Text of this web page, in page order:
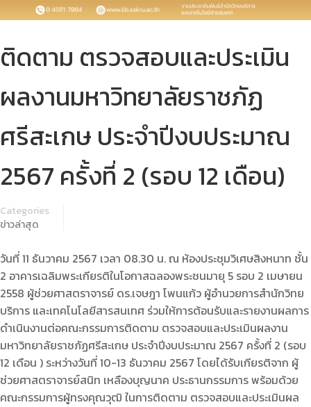
ติดตาม ตรวจสอบและประเมิน
ผลงานมหาวิทยาลัยราชภัฏ
ศรีสะเกษ ประจำปีงบประมาณ
2567 ครั้งที่ 2 (รอบ 12 เดือน)
Categories
ข่าวล่าสุด
วันที่ 11 ธันวาคม 2567 เวลา 08.30 น. ณ ห้องประชุมวิเศษสิงหนาท ชั้น
2 อาคารเฉลิมพระเกียรติในโอกาสฉลองพระชนมายุ 5 รอบ 2 เมษายน
2558 ผู้ช่วยศาสตราจารย์ ดร.เจษฎา โพนแก้ว ผู้อำนวยการสำนักวิทย
บริการ และเทคโนโลยีสารสนเทศ ร่วมให้การต้อนรับและรายงานผลการ
ดำเนินงานต่อคณะกรรมการติดตาม ตรวจสอบและประเมินผลงาน
มหาวิทยาลัยราชภัฏศรีสะเกษ ประจำปีงบประมาณ 2567 ครั้งที่ 2 (รอบ
12 เดือน ) ระหว่างวันที่ 10-13 ธันวาคม 2567 โดยได้รับเกียรติจาก ผู้
ช่วยศาสตราจารย์สนิท เหลืองบุญนาค ประธานกรรมการ พร้อมด้วย
คณะกรรมการผู้ทรงคุณวุฒิ ในการติดตาม ตรวจสอบและประเมินผล